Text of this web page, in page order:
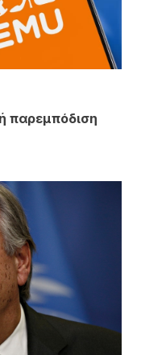
παρεμπόδιση